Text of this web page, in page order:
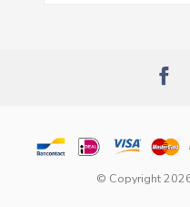
© Copyright